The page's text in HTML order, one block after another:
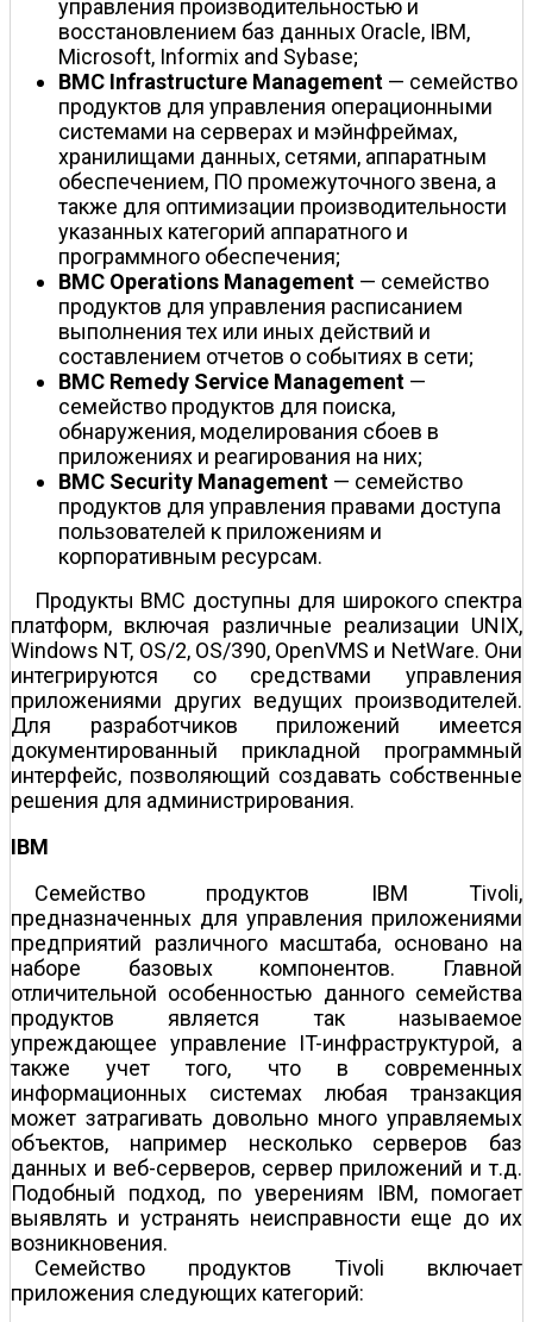
управления производительностью и
восстановлением баз данных Oracle, IBM,
Microsoft, Informix and Sybase;
BMC Infrastructure Management — семейство
продуктов для управления операционными
системами на серверах и мэйнфреймах,
хранилищами данных, сетями, аппаратным
обеспечением, ПО промежуточного звена, а
также для оптимизации производительности
указанных категорий аппаратного и
программного обеспечения;
BMC Operations Management — семейство
продуктов для управления расписанием
выполнения тех или иных действий и
составлением отчетов о событиях в сети;
BMC Remedy Service Management —
семейство продуктов для поиска,
обнаружения, моделирования сбоев в
приложениях и реагирования на них;
BMC Security Management — семейство
продуктов для управления правами доступа
пользователей к приложениям и
корпоративным ресурсам.
Продукты BMC доступны для широкого спектра
платформ, включая различные реализации UNIX,
Windows NT, OS/2, OS/390, OpenVMS и NetWare. Они
интегрируются со средствами управления
приложениями других ведущих производителей.
Для разработчиков приложений имеется
документированный прикладной программный
интерфейс, позволяющий создавать собственные
решения для администрирования.
IBM
Семейство продуктов IBM Tivoli,
предназначенных для управления приложениями
предприятий различного масштаба, основано на
наборе базовых компонентов. Главной
отличительной особенностью данного семейства
продуктов является так называемое
упреждающее управление IT-инфраструктурой, а
также учет того, что в современных
информационных системах любая транзакция
может затрагивать довольно много управляемых
объектов, например несколько серверов баз
данных и веб-серверов, сервер приложений и т.д.
Подобный подход, по уверениям IBM, помогает
выявлять и устранять неисправности еще до их
возникновения.
Семейство продуктов Tivoli включает
приложения следующих категорий: